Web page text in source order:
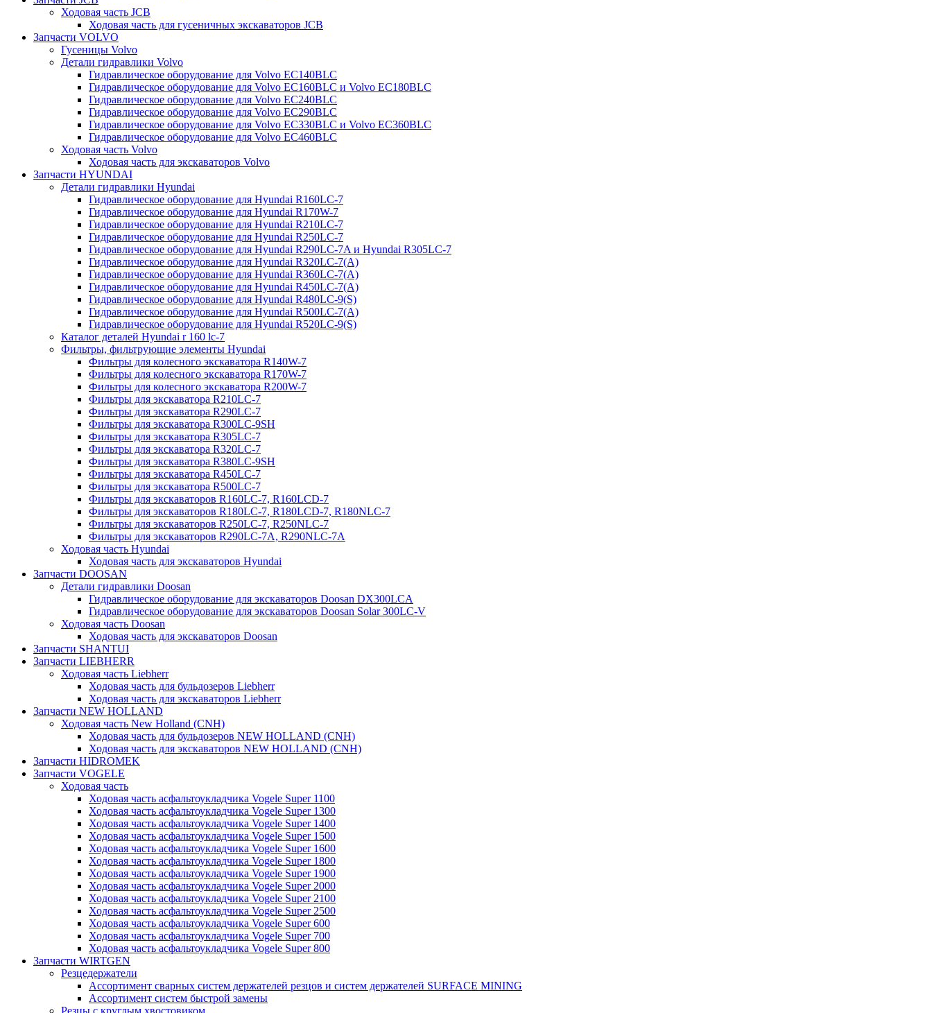
Ходовая часть JCB
Ходовая часть для гусеничных экскаваторов JCB
Запчасти VOLVO
Гусеницы Volvo
Детали гидравлики Volvo
Гидравлическое оборудование для Volvo EC140BLC
Гидравлическое оборудование для Volvo EC160BLC и Volvo EC180BLC
Гидравлическое оборудование для Volvo EC240BLC
Гидравлическое оборудование для Volvo EC290BLC
Гидравлическое оборудование для Volvo EC330BLC и Volvo EC360BLC
Гидравлическое оборудование для Volvo EC460BLC
Ходовая часть Volvo
Ходовая часть для экскаваторов Volvo
Запчасти HYUNDAI
Детали гидравлики Hyundai
Гидравлическое оборудование для Hyundai R160LC-7
Гидравлическое оборудование для Hyundai R170W-7
Гидравлическое оборудование для Hyundai R210LC-7
Гидравлическое оборудование для Hyundai R250LC-7
Гидравлическое оборудование для Hyundai R290LC-7A и Hyundai R305LC-7
Гидравлическое оборудование для Hyundai R320LC-7(A)
Гидравлическое оборудование для Hyundai R360LC-7(A)
Гидравлическое оборудование для Hyundai R450LC-7(A)
Гидравлическое оборудование для Hyundai R480LC-9(S)
Гидравлическое оборудование для Hyundai R500LC-7(A)
Гидравлическое оборудование для Hyundai R520LC-9(S)
Каталог деталей Hyundai r 160 lc-7
Фильтры, фильтрующие элементы Hyundai
Фильтры для колесного экскаватора R140W-7
Фильтры для колесного экскаватора R170W-7
Фильтры для колесного экскаватора R200W-7
Фильтры для экскаватора R210LC-7
Фильтры для экскаватора R290LC-7
Фильтры для экскаватора R300LC-9SH
Фильтры для экскаватора R305LC-7
Фильтры для экскаватора R320LC-7
Фильтры для экскаватора R380LC-9SH
Фильтры для экскаватора R450LC-7
Фильтры для экскаватора R500LC-7
Фильтры для экскаваторов R160LC-7, R160LCD-7
Фильтры для экскаваторов R180LC-7, R180LCD-7, R180NLC-7
Фильтры для экскаваторов R250LC-7, R250NLC-7
Фильтры для экскаваторов R290LC-7A, R290NLC-7A
Ходовая часть Hyundai
Ходовая часть для экскаваторов Hyundai
Запчасти DOOSAN
Детали гидравлики Doosan
Гидравлическое оборудование для экскаваторов Doosan DX300LCA
Гидравлическое оборудование для экскаваторов Doosan Solar 300LC-V
Ходовая часть Doosan
Ходовая часть для экскаваторов Doosan
Запчасти SHANTUI
Запчасти LIEBHERR
Ходовая часть Liebherr
Ходовая часть для бульдозеров Liebherr
Ходовая часть для экскаваторов Liebherr
Запчасти NEW HOLLAND
Ходовая часть New Holland (CNH)
Ходовая часть для бульдозеров NEW HOLLAND (CNH)
Ходовая часть для экскаваторов NEW HOLLAND (CNH)
Запчасти HIDROMEK
Запчасти VOGELE
Ходовая часть
Ходовая часть асфальтоукладчика Vogele Super 1100
Ходовая часть асфальтоукладчика Vogele Super 1300
Ходовая часть асфальтоукладчика Vogele Super 1400
Ходовая часть асфальтоукладчика Vogele Super 1500
Ходовая часть асфальтоукладчика Vogele Super 1600
Ходовая часть асфальтоукладчика Vogele Super 1800
Ходовая часть асфальтоукладчика Vogele Super 1900
Ходовая часть асфальтоукладчика Vogele Super 2000
Ходовая часть асфальтоукладчика Vogele Super 2100
Ходовая часть асфальтоукладчика Vogele Super 2500
Ходовая часть асфальтоукладчика Vogele Super 600
Ходовая часть асфальтоукладчика Vogele Super 700
Ходовая часть асфальтоукладчика Vogele Super 800
Запчасти WIRTGEN
Резцедержатели
Ассортимент сварных систем держателей резцов и систем держателей SURFACE MINING
Ассортимент систем быстрой замены
Резцы с круглым хвостовиком